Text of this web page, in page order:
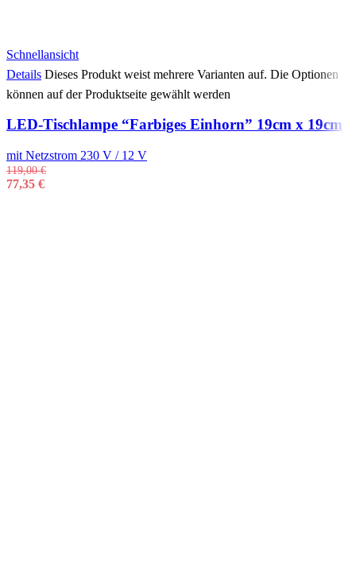
Schnellansicht
Details Dieses Produkt weist mehrere Varianten auf. Die Optionen
können auf der Produktseite gewählt werden
LED-Tischlampe “Farbiges Einhorn” 19cm x 19cm
mit Netzstrom 230 V / 12 V
119,00€
77,35 €